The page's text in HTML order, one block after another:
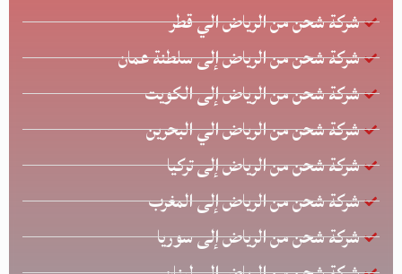
شركة شحن من الرياض الي قطر
شركة شحن من الرياض إلى سلطنة عمان
شركة شحن من الرياض إلى الكويت
شركة شحن من الرياض الي البحرين
شركة شحن من الرياض إلى تركيا
شركة شحن من الرياض إلى المغرب
شركة شحن من الرياض إلى سوريا